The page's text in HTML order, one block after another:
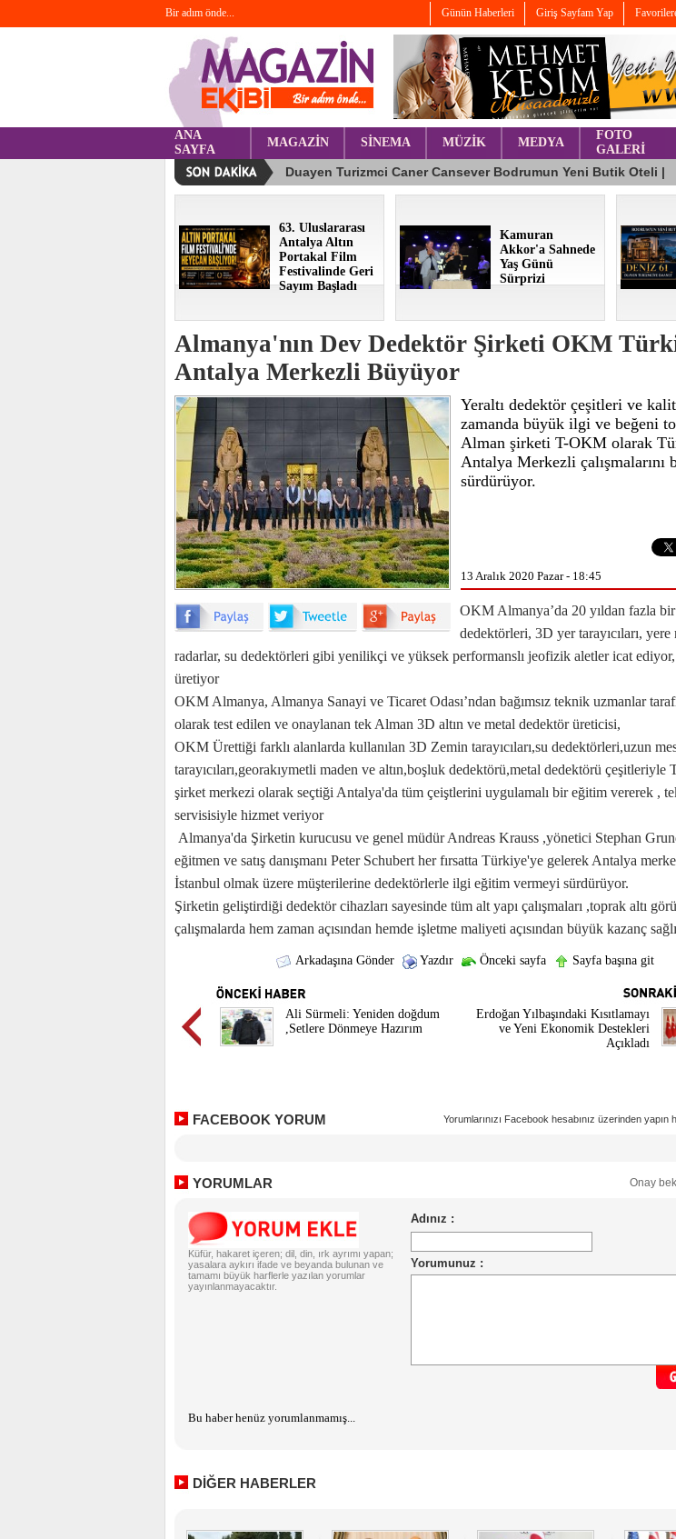
Bir adım önde... Günün Haberleri Giriş Sayfam Yap
ANA
SAYFA
MAGAZİN SİNEMA MÜZİK MEDYA
FOTO
GALERİ
63. Uluslararası
Antalya Altın
Portakal Film
Festivalinde Geri
Sayım Başladı
Kamuran
Akkor'a Sahnede
Yaş Günü
Sürprizi
Almanya'nın Dev Dedektör Şirketi OKM
Antalya Merkezli Büyüyor
Yeraltı dedektör çeşitleri ve
zamanda büyük ilgi ve beğeni
Alman şirketi T-OKM olarak
Antalya Merkezli çalışmalarını
sürdürüyor.
13 Aralık 2020 Pazar - 18:45
OKM Almanya’da 20 yıldan fazla
dedektörleri, 3D yer tarayıcıları, yere
radarlar, su dedektörleri gibi yenilikçi ve yüksek performanslı jeofizik aletler icat
üretiyor
OKM Almanya, Almanya Sanayi ve Ticaret Odası’ndan bağımsız teknik uzmanlar
olarak test edilen ve onaylanan tek Alman 3D altın ve metal dedektör üreticisi,
OKM Ürettiği farklı alanlarda kullanılan 3D Zemin tarayıcıları,su dedektörleri,uzun
tarayıcıları,georakıymetli maden ve altın,boşluk dedektörü,metal dedektörü çeşitleriyle
şirket merkezi olarak seçtiği Antalya'da tüm çeiştlerini uygulamalı bir eğitim vererek ,
servisisiyle hizmet veriyor
Almanya'da Şirketin kurucusu ve genel müdür Andreas Krauss ,yönetici Stephan
eğitmen ve satış danışmanı Peter Schubert her fırsatta Türkiye'ye gelerek Antalya
İstanbul olmak üzere müşterilerine dedektörlerle ilgi eğitim vermeyi sürdürüyor.
Şirketin geliştirdiği dedektör cihazları sayesinde tüm alt yapı çalışmaları ,toprak altı
çalışmalarda hem zaman açısından hemde işletme maliyeti açısından büyük kazanç
Arkadaşına Gönder Yazdır Önceki sayfa Sayfa başına git
Ali Sürmeli: Yeniden doğdum
,Setlere Dönmeye Hazırım
Erdoğan Yılbaşındaki Kısıtlamayı
ve Yeni Ekonomik Destekleri
Açıkladı
FACEBOOK YORUM Yorumlarınızı Facebook hesabınız üzerinden yapın
YORUMLAR Onay
Küfür, hakaret içeren; dil, din, ırk ayrımı yapan;
yasalara aykırı ifade ve beyanda bulunan ve
tamamı büyük harflerle yazılan yorumlar
yayınlanmayacaktır.
Bu haber henüz yorumlanmamış...
DİĞER HABERLER